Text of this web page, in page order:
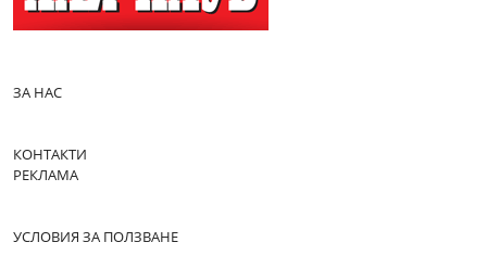
ЗА НАС
КОНТАКТИ
РЕКЛАМА
УСЛОВИЯ ЗА ПОЛЗВАНЕ